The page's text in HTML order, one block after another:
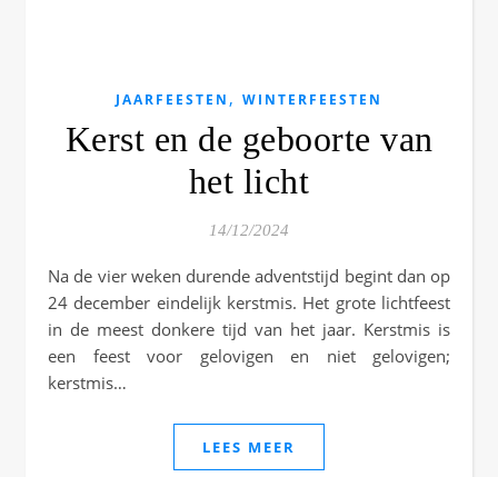
JAARFEESTEN , WINTERFEESTEN
Kerst en de geboorte van
het licht
14/12/2024
Na de vier weken durende adventstijd begint dan op
24 december eindelijk kerstmis. Het grote lichtfeest
in de meest donkere tijd van het jaar. Kerstmis is
een feest voor gelovigen en niet gelovigen;
kerstmis…
LEES MEER